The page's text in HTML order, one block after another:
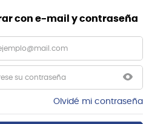
con e-mail y contraseña
Olvidé mi contraseña